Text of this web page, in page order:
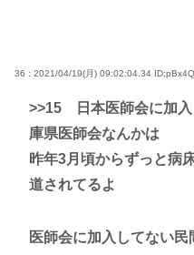
36 : 2021/04/19(月) 09:02:04.34
>>15 日本医師会に加入
庫県医師会なんかは
昨年3月頃からずっと病
道されてるよ
医師会に加入してない